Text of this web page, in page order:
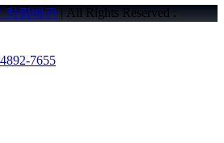
하림배관 | All Rights Reserved .
7655